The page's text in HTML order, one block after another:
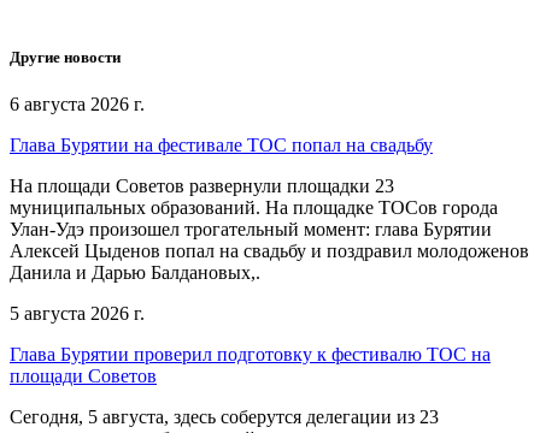
Другие новости
6 августа 2026 г.
Глава Бурятии на фестивале ТОС попал на свадьбу
На площади Советов развернули площадки 23
муниципальных образований. На площадке ТОСов города
Улан-Удэ произошел трогательный момент: глава Бурятии
Алексей Цыденов попал на свадьбу и поздравил молодоженов
Данила и Дарью Балдановых,.
5 августа 2026 г.
Глава Бурятии проверил подготовку к фестивалю ТОС на
площади Советов
Сегодня, 5 августа, здесь соберутся делегации из 23